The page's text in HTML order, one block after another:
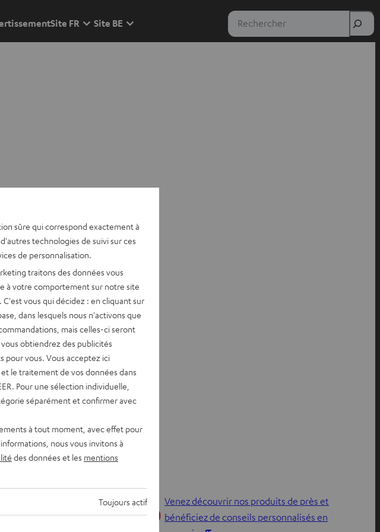
Site FR Site BE Rechercher
Venez découvrir nos produits de près et
bénéficiez de conseils personnalisés en
sûre qui correspond exactement à
technologies de suivi sur ces
de personnalisation.
traitons des données vous
à votre comportement sur notre site
vous qui décidez : en cliquant sur
dans lesquels nous n'activons que
mais celles-ci seront
, vous obtiendrez des publicités
pour vous. Vous acceptez ici
le traitement de vos données dans
Pour une sélection individuelle,
séparément et confirmer avec
à tout moment, avec effet pour
nous vous invitons à
des données et les mentions
Toujours actif